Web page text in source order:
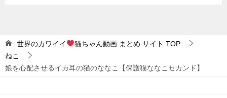
世界のカワイイ 猫ちゃん動画 まとめ サイト TOP
ねこ
娘を心配させるイカ耳の猫のななこ【保護猫ななこセカンド】